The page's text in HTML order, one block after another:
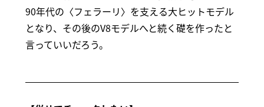
90年代の〈フェラーリ〉を支える大ヒットモデル
となり、その後のV8モデルへと続く礎を作ったと
言っていいだろう。